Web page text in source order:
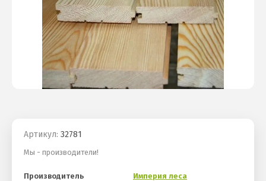
Артикул: 32781
Мы - производители!
Производитель Империя леса